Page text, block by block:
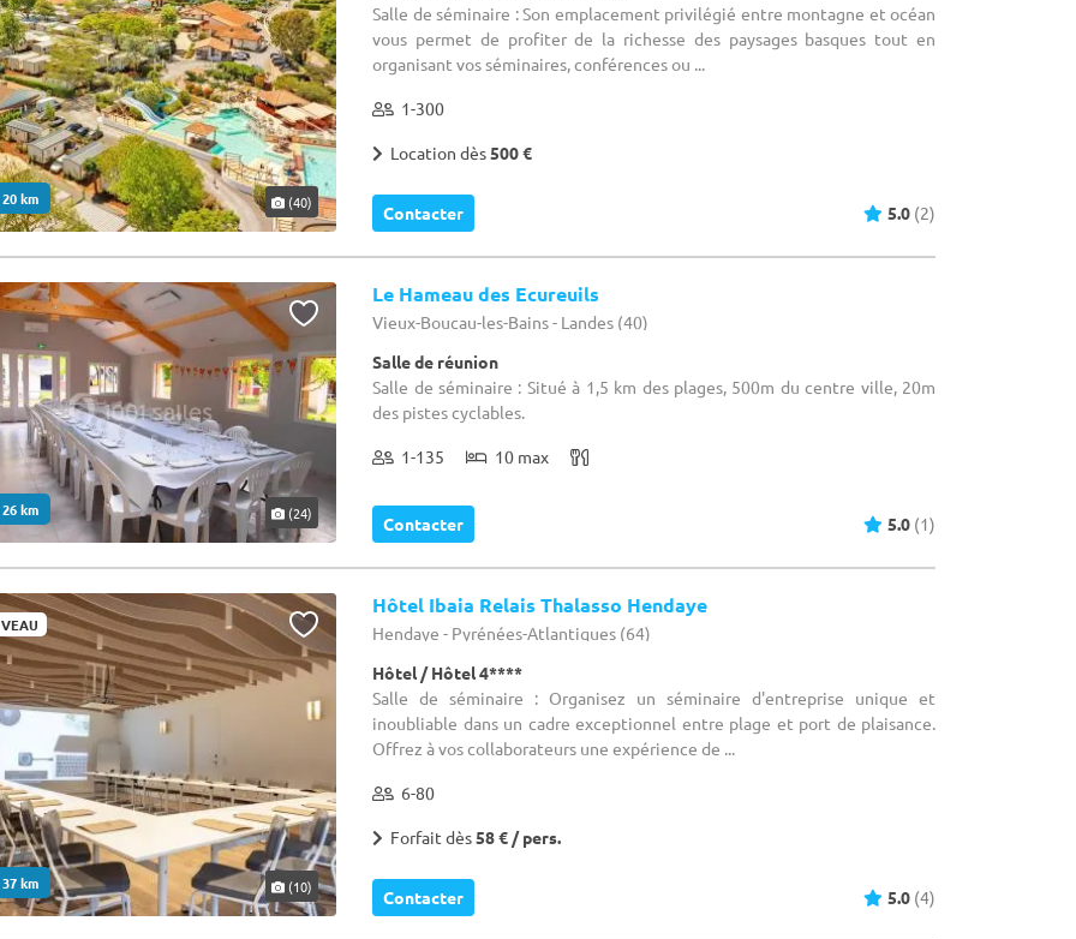
km (40)
Salle de séminaire : Son emplacement privilégié entre montagne et océan
vous permet de profiter de la richesse des paysages basques tout en
organisant vos séminaires, conférences ou ...
1-300
Location dès500 €
Contacter 5.0 (2)
km (24)
Le Hameau des Ecureuils
Vieux-Boucau-les-Bains - Landes (40)
Salle de réunion
Salle de séminaire : Situé à 1,5 km des plages, 500m du centre ville, 20m
des pistes cyclables.
1-135 10 max
Contacter 5.0 (1)
km (10)
Hôtel Ibaia Relais Thalasso Hendaye
Hendaye - Pyrénées-Atlantiques (64)
Hôtel / Hôtel 4****
Salle de séminaire : Organisez un séminaire d'entreprise unique et
inoubliable dans un cadre exceptionnel entre plage et port de plaisance.
Offrez à vos collaborateurs une expérience de ...
6-80
Forfait dès58 € / pers.
Contacter 5.0 (4)